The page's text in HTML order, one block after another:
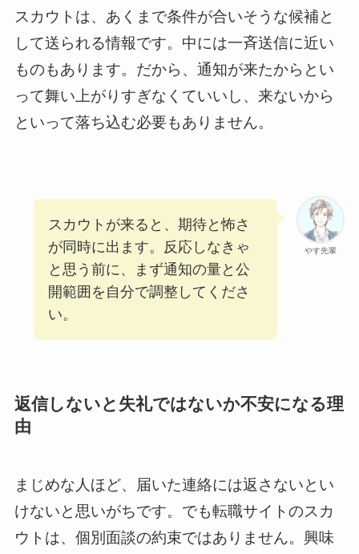
スカウトは、あくまで条件が合いそうな候補と
して送られる情報です。中には一斉送信に近い
ものもあります。だから、通知が来たからとい
って舞い上がりすぎなくていいし、来ないから
といって落ち込む必要もありません。
やす先輩
スカウトが来ると、期待と怖さ
が同時に出ます。反応しなきゃ
と思う前に、まず通知の量と公
開範囲を自分で調整してくださ
い。
返信しないと失礼ではないか不安になる理
由
まじめな人ほど、届いた連絡には返さないとい
けないと思いがちです。でも転職サイトのスカ
ウトは、個別面談の約束ではありません。興味